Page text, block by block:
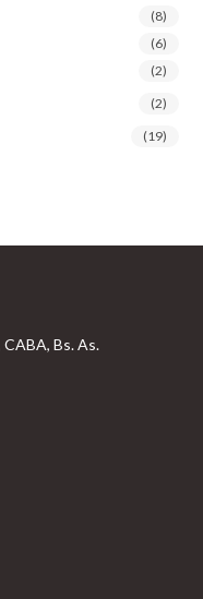
(8)
(6)
(2)
(2)
(19)
Bs. As.